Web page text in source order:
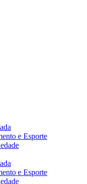
e Esporte
e Esporte